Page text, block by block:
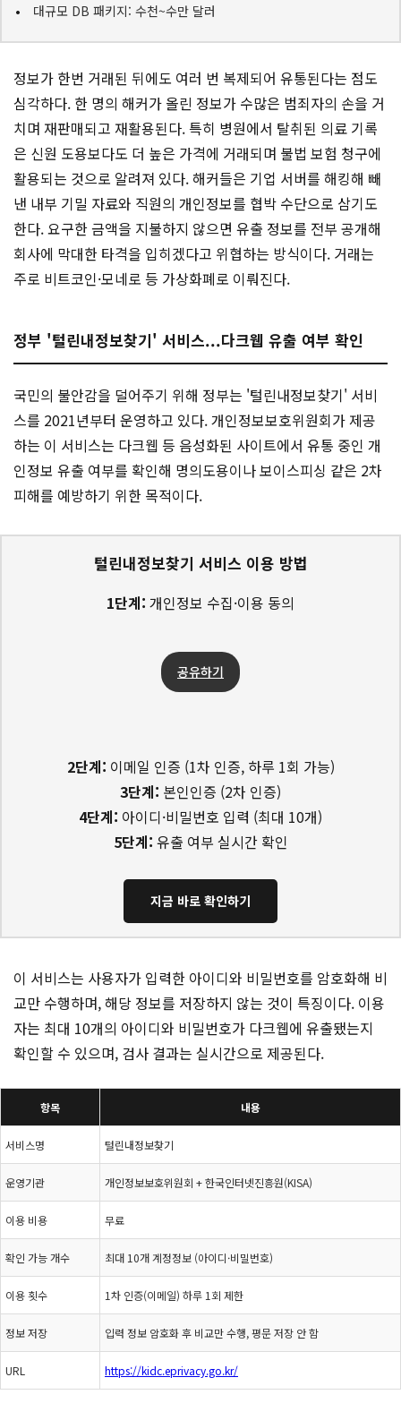
대규모 DB 패키지: 수천~수만 달러
정보가 한번 거래된 뒤에도 여러 번 복제되어 유통된다는 점도
심각하다. 한 명의 해커가 올린 정보가 수많은 범죄자의 손을 거
치며 재판매되고 재활용된다. 특히 병원에서 탈취된 의료 기록
은 신원 도용보다도 더 높은 가격에 거래되며 불법 보험 청구에
활용되는 것으로 알려져 있다. 해커들은 기업 서버를 해킹해 빼
낸 내부 기밀 자료와 직원의 개인정보를 협박 수단으로 삼기도
한다. 요구한 금액을 지불하지 않으면 유출 정보를 전부 공개해
회사에 막대한 타격을 입히겠다고 위협하는 방식이다. 거래는
주로 비트코인·모네로 등 가상화폐로 이뤄진다.
정부 '털린내정보찾기' 서비스...다크웹 유출 여부 확인
국민의 불안감을 덜어주기 위해 정부는 '털린내정보찾기' 서비
스를 2021년부터 운영하고 있다. 개인정보보호위원회가 제공
하는 이 서비스는 다크웹 등 음성화된 사이트에서 유통 중인 개
인정보 유출 여부를 확인해 명의도용이나 보이스피싱 같은 2차
피해를 예방하기 위한 목적이다.
털린내정보찾기 서비스 이용 방법
1단계: 개인정보 수집·이용 동의
공유하기
2단계: 이메일 인증 (1차 인증, 하루 1회 가능)
3단계: 본인인증 (2차 인증)
4단계: 아이디·비밀번호 입력 (최대 10개)
5단계: 유출 여부 실시간 확인
지금 바로 확인하기
이 서비스는 사용자가 입력한 아이디와 비밀번호를 암호화해 비
교만 수행하며, 해당 정보를 저장하지 않는 것이 특징이다. 이용
자는 최대 10개의 아이디와 비밀번호가 다크웹에 유출됐는지
확인할 수 있으며, 검사 결과는 실시간으로 제공된다.
항목 내용
서비스명 털린내정보찾기
운영기관 개인정보보호위원회 + 한국인터넷진흥원(KISA)
이용 비용 무료
확인 가능 개수 최대 10개 계정정보 (아이디·비밀번호)
이용 횟수 1차 인증(이메일) 하루 1회 제한
정보 저장 입력 정보 암호화 후 비교만 수행, 평문 저장 안 함
URL https://kidc.eprivacy.go.kr/